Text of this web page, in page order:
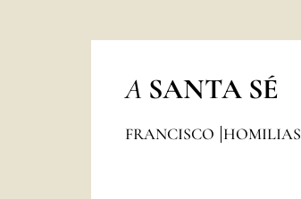
A SANTA SÉ
FRANCISCO HOMILIAS